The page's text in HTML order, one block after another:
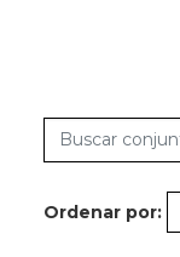
Ordenar por